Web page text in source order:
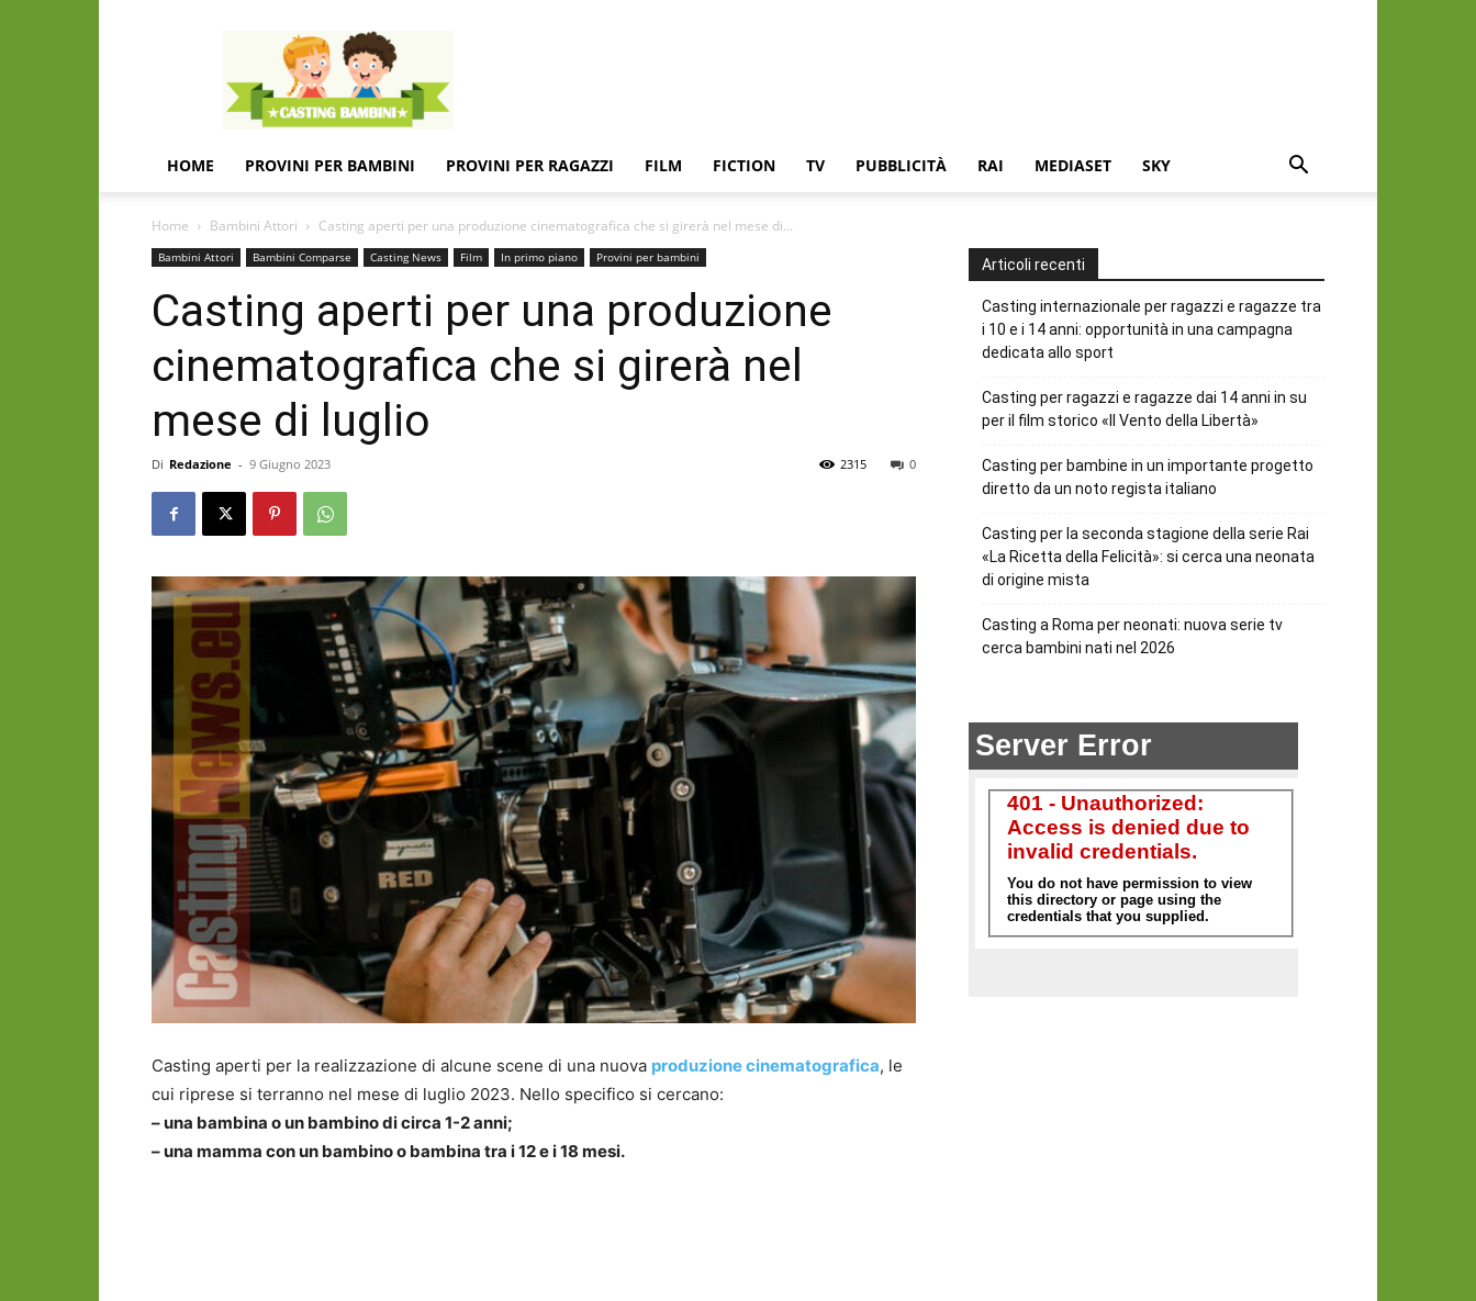
Casting
e
provini
per
bambini
e
HOME PROVINI PER BAMBINI PROVINI PER RAGAZZI FILM FICTION TV PUBBLICITÀ RAI MEDIASET SKY
Home Bambini Attori Casting aperti per una produzione cinematografica che si girerà nel mese di...
Bambini Attori Bambini Comparse Casting News Film In primo piano Provini per bambini
Casting aperti per una produzione
cinematografica che si girerà nel
mese di luglio
Di Redazione - 9 Giugno 2023 0
2315
Casting aperti per la realizzazione di alcune scene di una nuova produzione cinematografica, le
cui riprese si terranno nel mese di luglio 2023. Nello specifico si cercano:
– una bambina o un bambino di circa 1-2 anni;
– una mamma con un bambino o bambina tra i 12 e i 18 mesi.
Articoli recenti
Casting internazionale per ragazzi e ragazze tra
i 10 e i 14 anni: opportunità in una campagna
dedicata allo sport
Casting per ragazzi e ragazze dai 14 anni in su
per il film storico «Il Vento della Libertà»
Casting per bambine in un importante progetto
diretto da un noto regista italiano
Casting per la seconda stagione della serie Rai
«La Ricetta della Felicità»: si cerca una neonata
di origine mista
Casting a Roma per neonati: nuova serie tv
cerca bambini nati nel 2026